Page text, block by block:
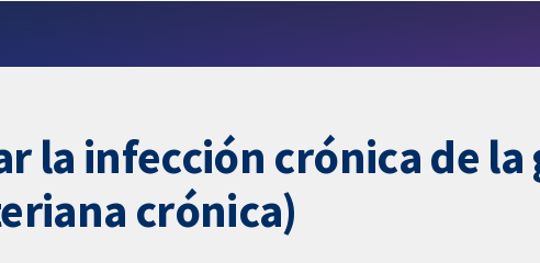
la infección crónica de la
crónica)